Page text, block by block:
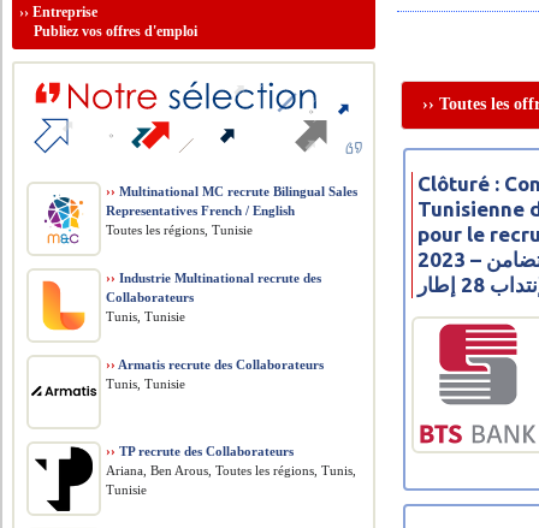
›› Toutes les
Clôturé :
Tunisienne
pour le
2023 – مناظرة البنك التونسي للتضامن
28 إطار
››Entreprise
Publiez vos offres d'emploi
›› Multinational MC recrute Bilingual Sales
Representatives French / English
Toutes les régions, Tunisie
›› Industrie Multinational recrute des
Collaborateurs
Tunis, Tunisie
›› Armatis recrute des Collaborateurs
Tunis, Tunisie
›› TP recrute des Collaborateurs
Ariana, Ben Arous, Toutes les régions, Tunis,
Tunisie